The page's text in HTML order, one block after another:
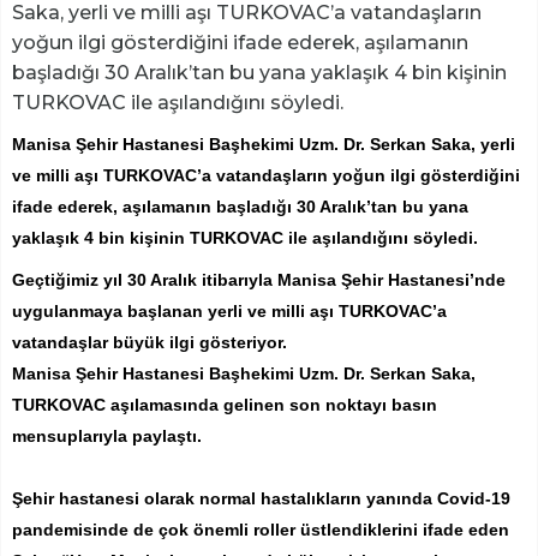
Saka, yerli ve milli aşı TURKOVAC’a vatandaşların
yoğun ilgi gösterdiğini ifade ederek, aşılamanın
başladığı 30 Aralık’tan bu yana yaklaşık 4 bin kişinin
TURKOVAC ile aşılandığını söyledi.
Manisa Şehir Hastanesi Başhekimi Uzm. Dr. Serkan Saka, yerli
ve milli aşı TURKOVAC’a vatandaşların yoğun ilgi gösterdiğini
ifade ederek, aşılamanın başladığı 30 Aralık’tan bu yana
yaklaşık 4 bin kişinin TURKOVAC ile aşılandığını söyledi.
Geçtiğimiz yıl 30 Aralık itibarıyla Manisa Şehir Hastanesi’nde
uygulanmaya başlanan yerli ve milli aşı TURKOVAC’a
vatandaşlar büyük ilgi gösteriyor.
Manisa Şehir Hastanesi Başhekimi Uzm. Dr. Serkan Saka,
TURKOVAC aşılamasında gelinen son noktayı basın
mensuplarıyla paylaştı.
Şehir hastanesi olarak normal hastalıkların yanında Covid-19
pandemisinde de çok önemli roller üstlendiklerini ifade eden